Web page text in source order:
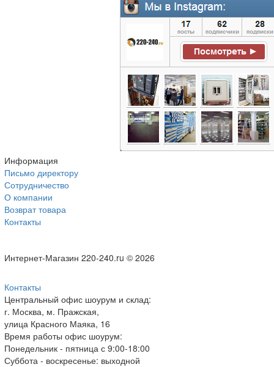
Информация
Письмо директору
Сотрудничество
О компании
Возврат товара
Контакты
Интернет-Магазин 220-240.ru © 2026
Контакты
Центральный офис шоурум и склад:
г. Москва, м. Пражская,
улица Красного Маяка, 16
Время работы офис шоурум:
Понедельник - пятница с 9:00-18:00
Суббота - воскресенье: выходной